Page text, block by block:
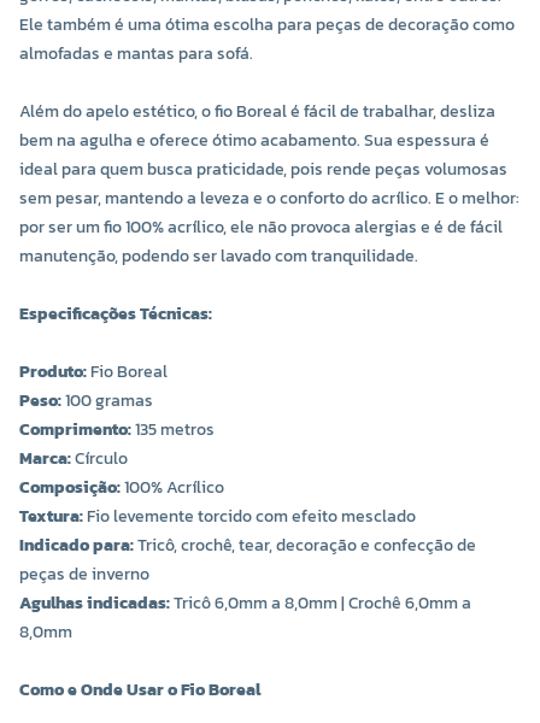
COR 9548
R$ 24,00 UNIDADE
- +
COR 9553
R$ 24,00 UNIDADE
-
COR 9556
R$ 24,00 UNIDADE
Ele também é uma ótima escolha para peças de decoração como
almofadas e mantas para sofá.
Além do apelo estético, o fio Boreal é fácil de trabalhar, desliza
bem na agulha e oferece ótimo acabamento. Sua espessura é
ideal para quem busca praticidade, pois rende peças volumosas
sem pesar, mantendo a leveza e o conforto do acrílico. E o melhor:
por ser um fio 100% acrílico, ele não provoca alergias e é de fácil
manutenção, podendo ser lavado com tranquilidade.
Especificações Técnicas:
Produto:Fio Boreal
Peso:100 gramas
Comprimento:135 metros
Marca:Círculo
Composição:100% Acrílico
Textura:Fio levemente torcido com efeito mesclado
Indicado para:Tricô, crochê, tear, decoração e confecção de
peças de inverno
Agulhas indicadas:Tricô 6,0mm a 8,0mm | Crochê 6,0mm a
8,0mm
Como e Onde Usar o Fio Boreal